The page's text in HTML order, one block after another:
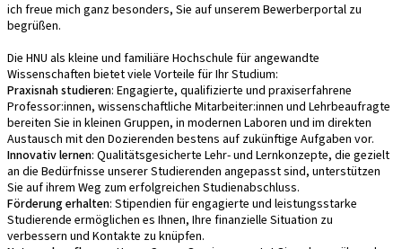
ich freue mich ganz besonders, Sie auf unserem Bewerberportal zu
begrüßen.
Die HNU als kleine und familiäre Hochschule für angewandte
Wissenschaften bietet viele Vorteile für Ihr Studium:
Praxisnah studieren: Engagierte, qualifizierte und praxiserfahrene
Professor:innen, wissenschaftliche Mitarbeiter:innen und Lehrbeaufragte
bereiten Sie in kleinen Gruppen, in modernen Laboren und im direkten
Austausch mit den Dozierenden bestens auf zukünftige Aufgaben vor.
Innovativ lernen: Qualitätsgesicherte Lehr- und Lernkonzepte, die gezielt
an die Bedürfnisse unserer Studierenden angepasst sind, unterstützen
Sie auf ihrem Weg zum erfolgreichen Studienabschluss.
Förderung erhalten: Stipendien für engagierte und leistungsstarke
Studierende ermöglichen es Ihnen, Ihre finanzielle Situation zu
verbessern und Kontakte zu knüpfen.